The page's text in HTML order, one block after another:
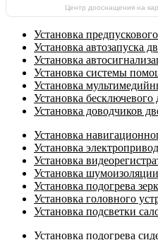
Центр дооснащения на
Установка
Установка автозапуска
Установка
Установка системы
Установка
Установка бесключевого
Установка доводчиков
Установка
Установка
Установка
Установка
Установка подогрева
Установка головного
Установка подсветки
Установка подогрева